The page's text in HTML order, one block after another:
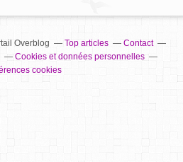
Overblog Top articles
Contact
Cookies et données personnelles
cookies